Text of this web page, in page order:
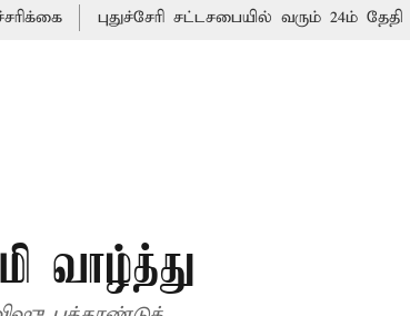
புதுச்சேரி சட்டசபையில் வரும் 24ம் தேதி
வாழ்த்து